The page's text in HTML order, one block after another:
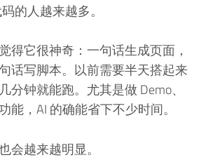
的人越来越多。
得它很神奇：一句话生成页面，
话写脚本。以前需要半天搭起来
分钟就能跑。尤其是做 Demo、
能，AI 的确能省下不少时间。
会越来越明显。